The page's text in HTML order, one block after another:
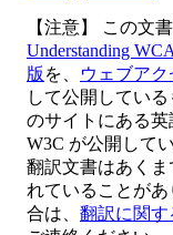
【注意】 この文
Understanding
版 を、 ウェブア
して公開してい
のサイトにある英
W3C が公開して
翻訳文書はあく
れていることが
合は、 翻訳に関す